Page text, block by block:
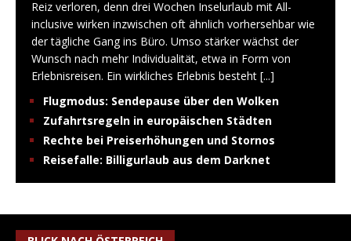
Reiz verloren, denn drei Wochen Inselurlaub mit All-
inclusive wirken inzwischen oft ähnlich vorhersehbar wie
der tägliche Gang ins Büro. Umso stärker wächst der
Wunsch nach mehr Individualität, etwa in Form von
Erlebnisreisen. Ein wirkliches Erlebnis besteht [...]
Flugmodus: Sendepause über den Wolken
Zufahrtsregeln in europäischen Städten
Rechte bei Preiserhöhungen und Stornos
Reisefalle: Billigurlaub aus dem Darknet